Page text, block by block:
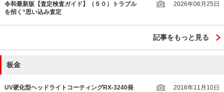
令和最新版【査定検査ガイド】（５０）トラブル
を招く“思い込み査定
2026年06月25日
記事をもっと見る
板金
UV硬化型ヘッドライトコーティングRX-3240発
2016年11月10日